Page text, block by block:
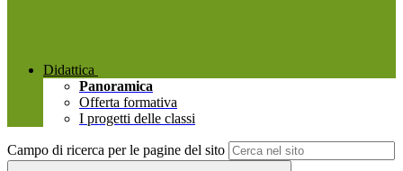
Didattica
Panoramica
Offerta formativa
I progetti delle classi
Campo di ricerca per le pagine del sito